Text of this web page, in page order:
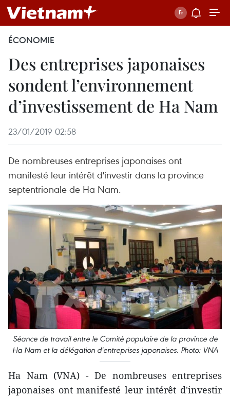
ÉCONOMIE
Des entreprises japonaises
sondent l’environnement
d’investissement de Ha Nam
23/01/2019 02:58
De nombreuses entreprises japonaises ont
manifesté leur intérêt d'investir dans la province
septentrionale de Ha Nam.
Séance de travail entre le Comité populaire de la province de
Ha Nam et la délégation d'entreprises japonaises. Photo: VNA
Ha Nam (VNA) - De nombreuses entreprises
japonaises ont manifesté leur intérêt d'investir